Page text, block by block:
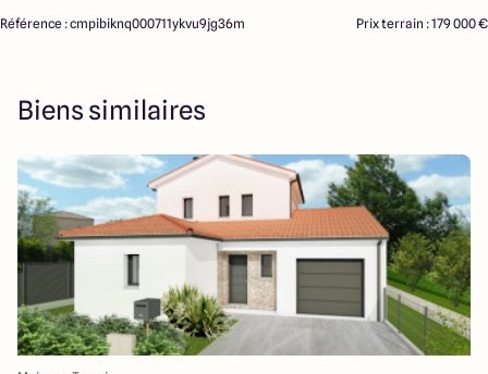
Référence : cmpibiknq000711ykvu9jg36m Prix terrain : 179 000 €
Biens similaires